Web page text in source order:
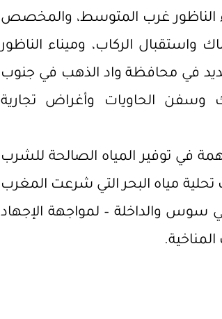
الناظور غرب المتوسط، والمخصص
الركاب، وميناء الناظور
في محافظة واد الذهب في جنوب
وسفن الحاويات وأغراض تجارية
في توفير المياه الصالحة للشرب
مياه البحر التي شرعت المغرب
سوس والداخلة – لمواجهة الإجهاد